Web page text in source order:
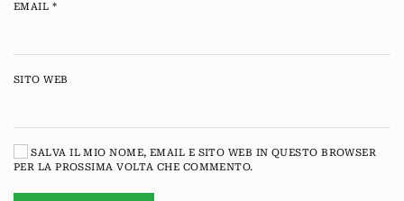
EMAIL *
SITO WEB
SALVA IL MIO NOME, EMAIL E SITO WEB IN QUESTO BROWSER
PER LA PROSSIMA VOLTA CHE COMMENTO.